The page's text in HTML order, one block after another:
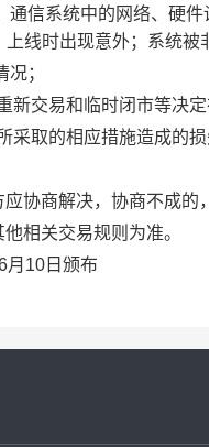
通信系统中的网络、硬
线时出现意外；系统
；
新交易和临时闭市等决
采取的相应措施造成的
协商解决，协商不成
相关交易规则为准。
月10日颁布